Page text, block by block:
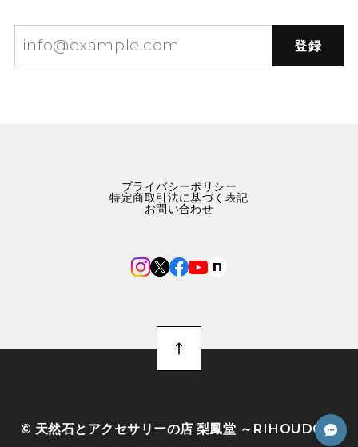
登録
プライバシーポリシー
特定商取引法に基づく表記
お問い合わせ
©︎ 天然石とアクセサリーの店 梨鳳堂 ～RIHOUDO～